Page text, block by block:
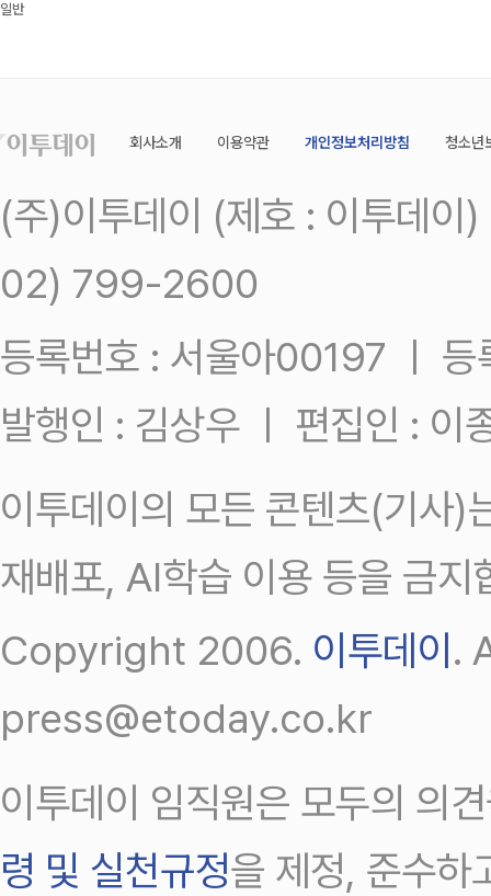
일반
회사소개 이용약관 개인정보처리방침 청소년
(주)이투데이 (제호 : 이투데
02) 799-2600
등록번호 : 서울아00197 ㅣ
발행인 : 김상우 ㅣ 편집인 : 이
이투데이의 모든 콘텐츠(기사)
재배포, AI학습 이용 등을 금지
Copyright 2006. 이투데이.
press@etoday.co.kr
이투데이 임직원은 모두의 의
령 및 실천규정을 제정, 준수하